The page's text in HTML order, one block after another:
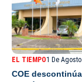
EL TIEMPO1 De
COE